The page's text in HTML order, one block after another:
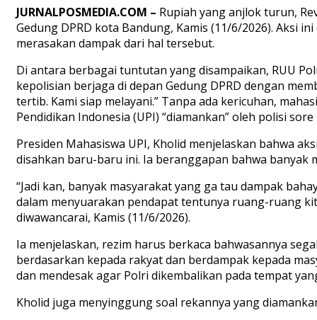
JURNALPOSMEDIA.COM – Rupiah yang anjlok turun,
Gedung DPRD kota Bandung, Kamis (11/6/2026). Aksi
merasakan dampak dari hal tersebut.
Di antara berbagai tuntutan yang disampaikan, RUU
kepolisian berjaga di depan Gedung DPRD dengan
tertib. Kami siap melayani.” Tanpa ada kericuhan,
Pendidikan Indonesia (UPI) “diamankan” oleh polisi
Presiden Mahasiswa UPI, Kholid menjelaskan bahwa
disahkan baru-baru ini. Ia beranggapan bahwa banyak
“Jadi kan, banyak masyarakat yang ga tau dampak
dalam menyuarakan pendapat tentunya ruang-ruang
diwawancarai, Kamis (11/6/2026).
Ia menjelaskan, rezim harus berkaca bahwasannya
berdasarkan kepada rakyat dan berdampak kepada
dan mendesak agar Polri dikembalikan pada tempat
Kholid juga menyinggung soal rekannya yang